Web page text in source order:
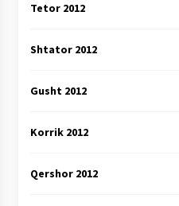
Tetor 2012
Shtator 2012
Gusht 2012
Korrik 2012
Qershor 2012